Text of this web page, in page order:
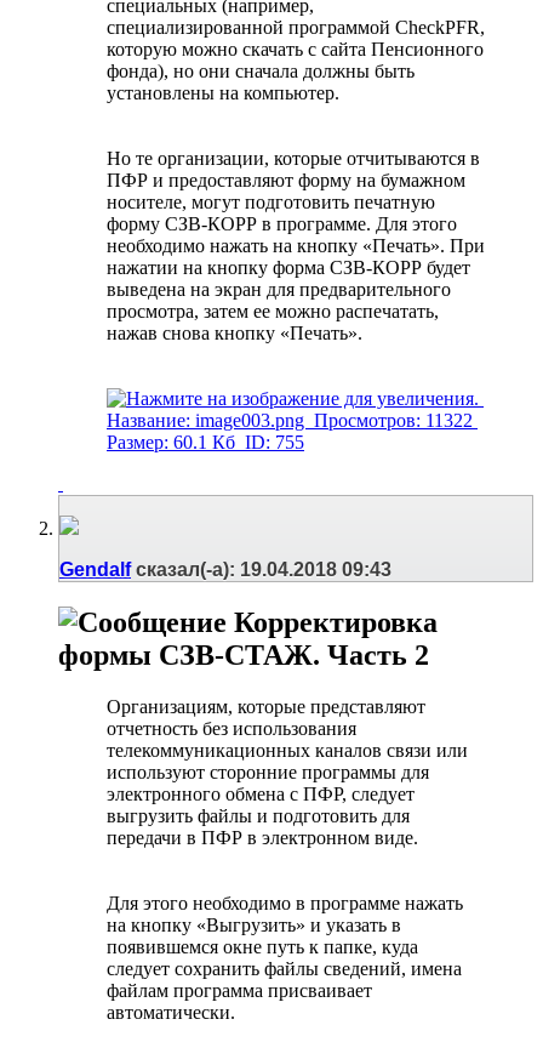
специальных (например,
специализированной программой CheckPFR,
которую можно скачать с сайта Пенсионного
фонда), но они сначала должны быть
установлены на компьютер.
Но те организации, которые отчитываются в
ПФР и предоставляют форму на бумажном
носителе, могут подготовить печатную
форму СЗВ-КОРР в программе. Для этого
необходимо нажать на кнопку «Печать». При
нажатии на кнопку форма СЗВ-КОРР будет
выведена на экран для предварительного
просмотра, затем ее можно распечатать,
нажав снова кнопку «Печать».
Gendalfсказал(-а): 19.04.2018 09:43
Корректировка
формы СЗВ-СТАЖ. Часть 2
Организациям, которые представляют
отчетность без использования
телекоммуникационных каналов связи или
используют сторонние программы для
электронного обмена с ПФР, следует
выгрузить файлы и подготовить для
передачи в ПФР в электронном виде.
Для этого необходимо в программе нажать
на кнопку «Выгрузить» и указать в
появившемся окне путь к папке, куда
следует сохранить файлы сведений, имена
файлам программа присваивает
автоматически.